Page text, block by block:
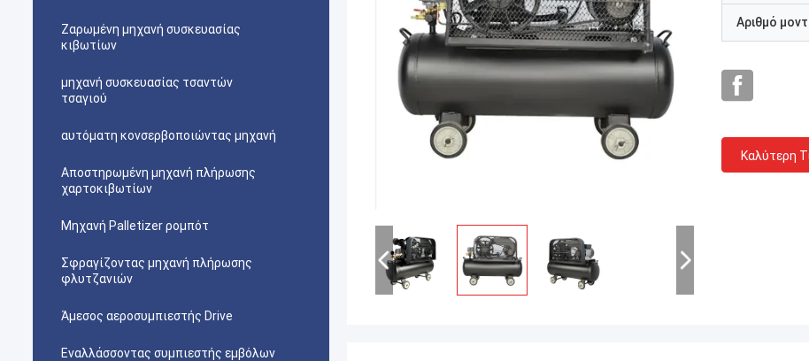
Ζαρωμένη μηχανή συσκευασίας
κιβωτίων
μηχανή συσκευασίας τσαντών
τσαγιού
αυτόματη κονσερβοποιώντας μηχανή
Αποστηρωμένη μηχανή πλήρωσης
χαρτοκιβωτίων
Μηχανή Palletizer ρομπότ
Σφραγίζοντας μηχανή πλήρωσης
φλυτζανιών
Άμεσος αεροσυμπιεστής Drive
Εναλλάσσοντας συμπιεστής εμβόλων
Αριθμό
Καλύτερη